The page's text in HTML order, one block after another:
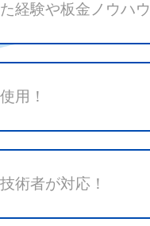
経験や板金ノウハ
用！
術者が対応！